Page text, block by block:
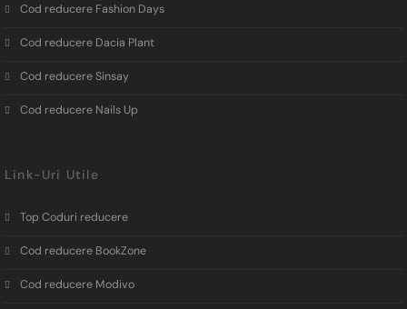
Cod reducere Fashion Days
Cod reducere Dacia Plant
Cod reducere Sinsay
Cod reducere Nails Up
Link-Uri Utile
Top Coduri reducere
Cod reducere BookZone
Cod reducere Modivo